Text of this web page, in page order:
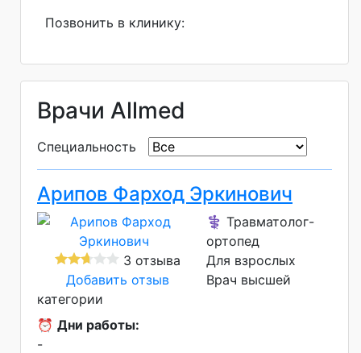
Позвонить в клинику:
Врачи Allmed
Специальность
Арипов Фарход Эркинович
3 отзыва
Добавить отзыв
⚕️ Травматолог-
ортопед
Для взрослых
Врач высшей
категории
⏰ Дни работы:
-